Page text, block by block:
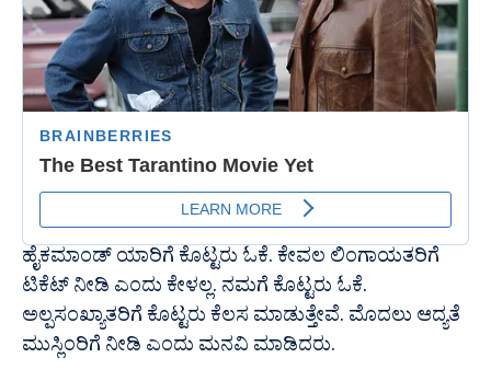
ಹೈಕಮಾಂಡ್ ಯಾರಿಗೆ ಕೊಟ್ಟರು ಓಕೆ. ಕೇವಲ ಲಿಂಗಾಯತರಿಗೆ
ಟಿಕೆಟ್ ನೀಡಿ ಎಂದು ಕೇಳಲ್ಲ.‌ ನಮಗೆ ಕೊಟ್ಟರು ಓಕೆ.
ಅಲ್ಪಸಂಖ್ಯಾತರಿಗೆ ಕೊಟ್ಟರು ಕೆಲಸ ಮಾಡುತ್ತೇವೆ. ಮೊದಲು ಆದ್ಯತೆ
ಮುಸ್ಲಿಂರಿಗೆ ನೀಡಿ ಎಂದು ಮನವಿ ಮಾಡಿದರು.